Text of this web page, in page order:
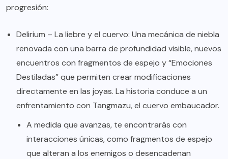
progresión:
Delirium – La liebre y el cuervo: Una mecánica de niebla
renovada con una barra de profundidad visible, nuevos
encuentros con fragmentos de espejo y “Emociones
Destiladas” que permiten crear modificaciones
directamente en las joyas. La historia conduce a un
enfrentamiento con Tangmazu, el cuervo embaucador.
A medida que avanzas, te encontrarás con
interacciones únicas, como fragmentos de espejo
que alteran a los enemigos o desencadenan